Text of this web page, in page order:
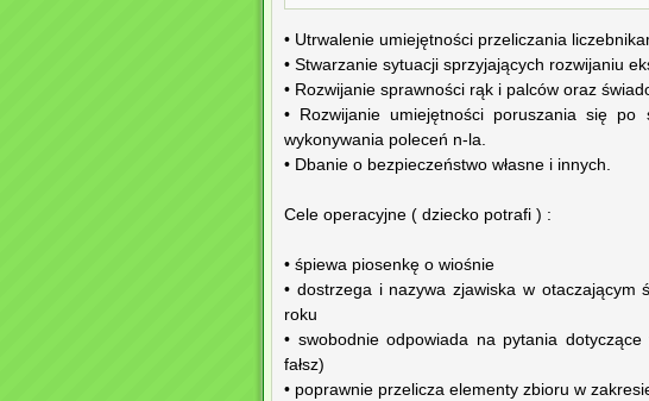
• Utrwalenie umiejętności przeliczania
• Stwarzanie sytuacji sprzyjających rozwijaniu
• Rozwijanie sprawności rąk i palców oraz
• Rozwijanie umiejętności poruszania się
wykonywania poleceń n-la.
• Dbanie o bezpieczeństwo własne i innych.
Cele operacyjne ( dziecko potrafi ) :
• śpiewa piosenkę o wiośnie
• dostrzega i nazywa zjawiska w otaczającym
roku
• swobodnie odpowiada na pytania
fałsz)
• poprawnie przelicza elementy zbioru w